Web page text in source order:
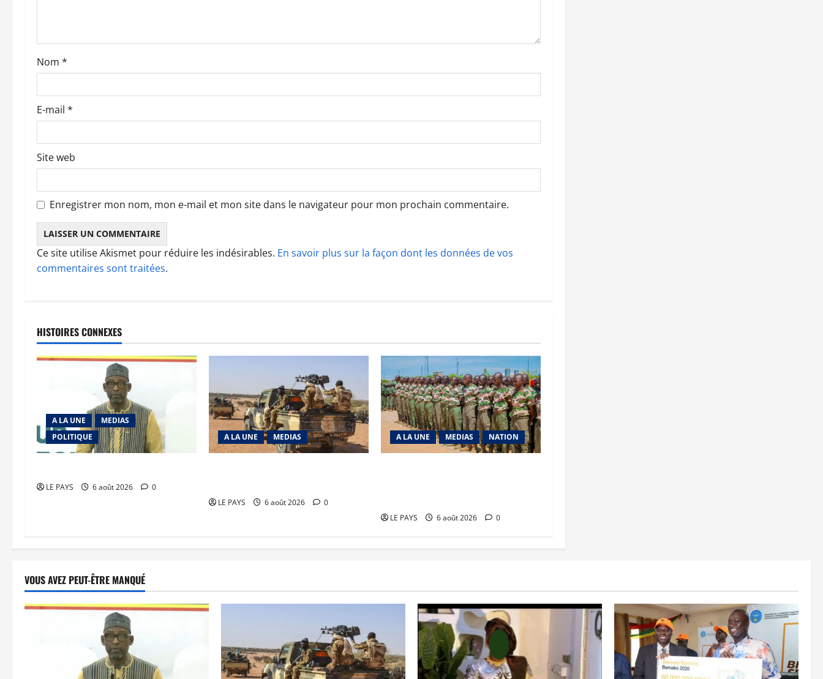
a
r
t
i
c
l
e
Nom *
E-mail *
Site web
Enregistrer mon nom, mon e-mail et mon site dans le navigateur pour mon prochain commentaire.
Ce site utilise Akismet pour réduire les indésirables. En savoir plus sur la façon dont les données de vos
commentaires sont traitées.
HISTOIRES CONNEXES
A LA UNE
MEDIAS
POLITIQUE
LE PAYS 6 août 2026 0
A LA UNE MEDIAS
LE PAYS 6 août 2026 0
A LA UNE MEDIAS NATION
LE PAYS 6 août 2026 0
VOUS AVEZ PEUT-ÊTRE MANQUÉ